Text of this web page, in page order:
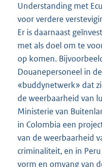
Understanding met
voor verdere
Er is daarnaast
met als doel om te
op komen.
Douanepersoneel in
«buddynetwerk» dat
de weerbaarheid van
Ministerie van
in Colombia een
van de weerbaarheid
criminaliteit, en in
vorm en omvang van